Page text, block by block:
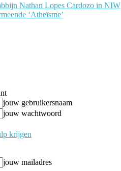
Nathan Lopes Cardozo in NIW
‘Atheïsme’
jouw gebruikersnaam
jouw wachtwoord
krijgen
jouw mailadres